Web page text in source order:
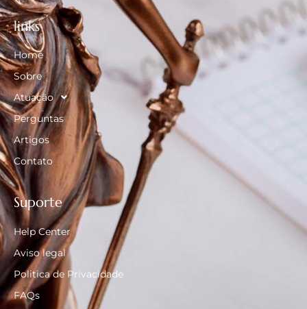
links
Home
Sobre
Atuação
Perguntas
Artigos
Contato
Suporte
Help Center
Aviso legal
Politica de Privacidade
FAQs